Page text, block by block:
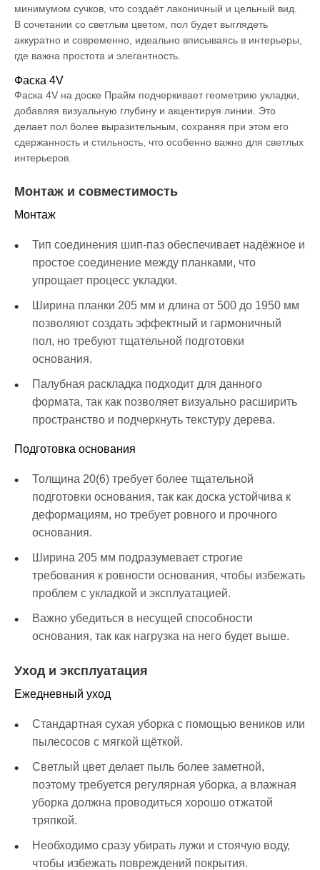
минимумом сучков, что создаёт лаконичный и цельный вид.
В сочетании со светлым цветом, пол будет выглядеть
аккуратно и современно, идеально вписываясь в интерьеры,
где важна простота и элегантность.
Фаска 4V
Фаска 4V на доске Прайм подчеркивает геометрию укладки,
добавляя визуальную глубину и акцентируя линии. Это
делает пол более выразительным, сохраняя при этом его
сдержанность и стильность, что особенно важно для светлых
интерьеров.
Монтаж и совместимость
Монтаж
Тип соединения шип-паз обеспечивает надёжное и
простое соединение между планками, что
упрощает процесс укладки.
Ширина планки 205 мм и длина от 500 до 1950 мм
позволяют создать эффектный и гармоничный
пол, но требуют тщательной подготовки
основания.
Палубная раскладка подходит для данного
формата, так как позволяет визуально расширить
пространство и подчеркнуть текстуру дерева.
Подготовка основания
Толщина 20(6) требует более тщательной
подготовки основания, так как доска устойчива к
деформациям, но требует ровного и прочного
основания.
Ширина 205 мм подразумевает строгие
требования к ровности основания, чтобы избежать
проблем с укладкой и эксплуатацией.
Важно убедиться в несущей способности
основания, так как нагрузка на него будет выше.
Уход и эксплуатация
Ежедневный уход
Стандартная сухая уборка с помощью веников или
пылесосов с мягкой щёткой.
Светлый цвет делает пыль более заметной,
поэтому требуется регулярная уборка, а влажная
уборка должна проводиться хорошо отжатой
тряпкой.
Необходимо сразу убирать лужи и стоячую воду,
чтобы избежать повреждений покрытия.